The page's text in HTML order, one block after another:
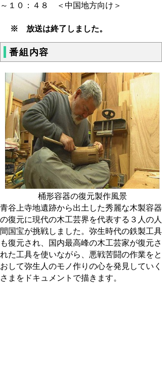
～１０：４８ ＜中国地方向け＞
※ 放送は終了しました。
番組内容
桶形容器の復元製作風景
青谷上寺地遺跡から出土した秀麗な木製容器
の復元に現代の木工芸界を代表する３人の人
間国宝が挑戦しました。弥生時代の鉄製工具
も復元され、国内最高峰の木工芸家が復元さ
れた工具を使いながら、悪戦苦闘の作業をと
おして弥生人のモノ作りの心を発見していく
さまをドキュメントで描きます。